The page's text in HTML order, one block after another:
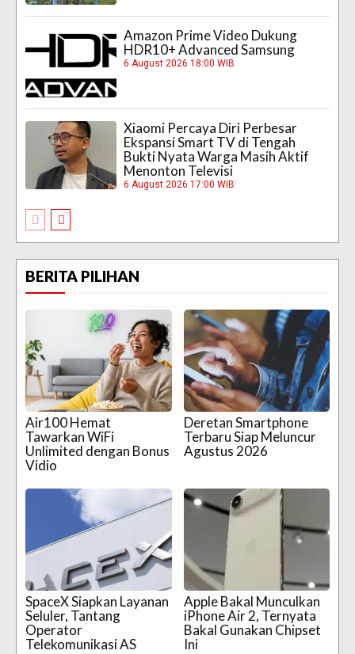
Amazon Prime Video Dukung
HDR10+ Advanced Samsung
6 August 2026 18:00 WIB
Xiaomi Percaya Diri Perbesar
Ekspansi Smart TV di Tengah
Bukti Nyata Warga Masih Aktif
Menonton Televisi
6 August 2026 17:00 WIB
BERITA PILIHAN
Air100 Hemat
Tawarkan WiFi
Unlimited dengan Bonus
Vidio
Deretan Smartphone
Terbaru Siap Meluncur
Agustus 2026
SpaceX Siapkan Layanan
Seluler, Tantang
Operator
Telekomunikasi AS
Apple Bakal Munculkan
iPhone Air 2, Ternyata
Bakal Gunakan Chipset
Ini